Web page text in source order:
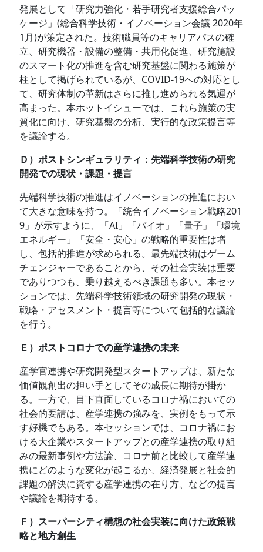
発展として「研究力強化・若手研究者支援総合パッ
ケージ」(総合科学技術・イノベーション会議 2020年
1月)が策定された。技術職員等のキャリアパスの確
立、研究機器・設備の整備・共用化促進、研究施設
のスマート化の推進を含む研究基盤に関わる施策が
柱として掲げられているが、COVID-19への対応とし
て、研究体制の革新はさらに推し進められる気運が
高まった。本ホットイシューでは、これら施策の実
質化に向け、研究基盤の分析、実行的な政策提言等
を議論する。
Ｄ）ポストシンギュラリティ：先端科学技術の研究
開発での現状・課題・提言
先端科学技術の推進はイノベーションの推進におい
て大きな意味を持つ。「統合イノベーション戦略201
9」が示すように、「AI」「バイオ」「量子」「環境
エネルギー」「安全・安心」の戦略的重要性は増
し、包括的推進が求められる。最先端技術はゲーム
チェンジャーであることから、その社会実装は重要
でありつつも、乗り越えるべき課題も多い。本セッ
ションでは、先端科学技術領域の研究開発の現状・
戦略・アセスメント・提言等について包括的な議論
を行う。
Ｅ）ポストコロナでの産学連携の未来
産学官連携や研究開発型スタートアップは、新たな
価値観創出の担い手としてその成長に期待が掛か
る。一方で、目下直面しているコロナ禍においての
社会的要請は、産学連携の強みを、実例をもって示
す好機でもある。本セッションでは、コロナ禍にお
ける大企業やスタートアップとの産学連携の取り組
みの最新事例や方法論、コロナ前と比較して産学連
携にどのような変化が起こるか、経済発展と社会的
課題の解決に資する産学連携の在り方、などの提言
や議論を期待する。
Ｆ）スーパーシティ構想の社会実装に向けた政策戦
略と地方創生